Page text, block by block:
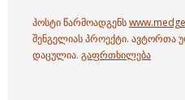
პოსტი წარმოადგენს
შენგელიას პროექტი. ავტორთა
დაცულია. გაფრთხილება